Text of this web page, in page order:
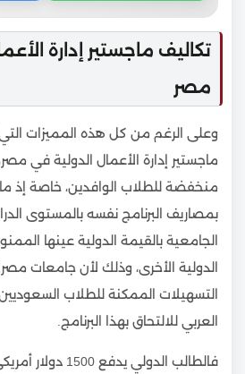
تكاليف ماجستير إدارة
مصر
وعلى الرغم من كل هذه المميزات
ماجستير إدارة الأعمال الدولية في مصر،
منخفضة للطلاب الوافدين، خاصة إذ ما
بمصاريف البرنامج نفسه بالمستوى
الجامعية بالقيمة الدولية عينها
الدولية الأخرى، وذلك لأن جامعات
التسهيلات الممكنة للطلاب
العربي للالتحاق بهذا البرنامج.
فالطالب الدولي